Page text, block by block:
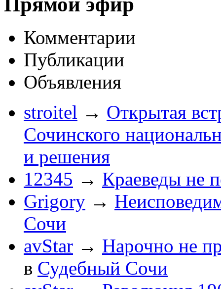
Комментарии
Публикации
Объявления
stroitel → Открытая
Сочинского
и решения
12345 → Краеведы не
Grigory →
Сочи
avStar → Нарочно не
в Судебный Сочи